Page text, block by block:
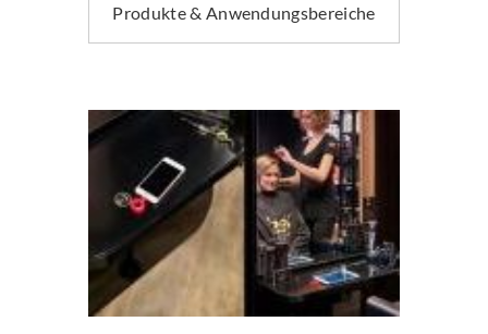
Produkte & Anwendungsbereiche